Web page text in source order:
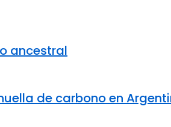
ancestral
de carbono en